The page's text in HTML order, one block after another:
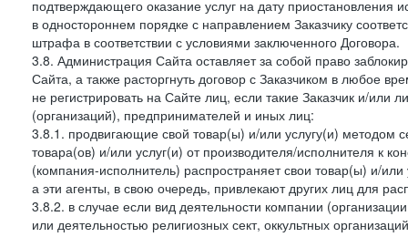
подтверждающего оказание услуг на дату приостановления
в одностороннем порядке с направлением Заказчику
штрафа в соответствии с условиями заключенного Договора.
3.8. Администрация Сайта оставляет за собой право
Сайта, а также расторгнуть договор с Заказчиком в любое
не регистрировать на Сайте лиц, если такие Заказчик и/
(организаций), предпринимателей и иных лиц:
3.8.1. продвигающие свой товар(ы) и/или услугу(и) методом
товара(ов) и/или услуг(и) от производителя/исполнителя к
(компания-исполнитель) распространяет свои товар(ы) и/
а эти агенты, в свою очередь, привлекают других лиц для
3.8.2. в случае если вид деятельности компании
или деятельностью религиозных сект, оккультных